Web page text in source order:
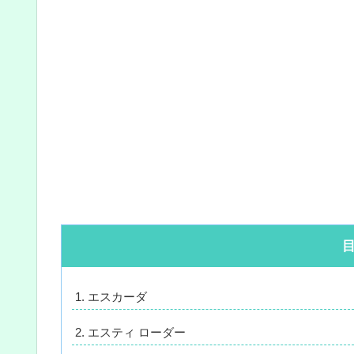
エスカーダ
エスティ ローダー